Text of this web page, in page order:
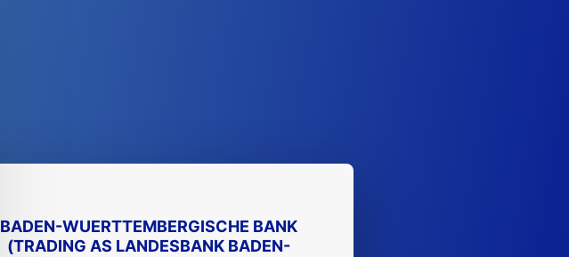
BADEN-WUERTTEMBERGISCHE BANK
(TRADING AS LANDESBANK BADEN-